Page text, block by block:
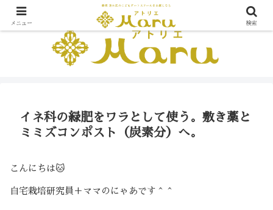
イネ科の緑肥をワラとして使う。敷き藁と
ミミズコンポスト（炭素分）へ。
こんにちは🐱
自宅栽培研究員＋ママのにゃあです＾＾
メニュー 検索